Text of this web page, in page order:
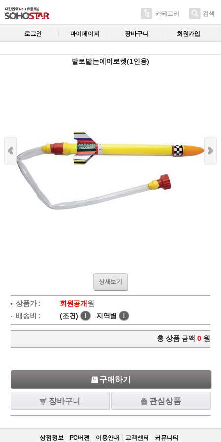
카테고리 검색
로그인 마이페이지 장바구니 회원가입
발로밟는에어로켓(1인용)
상세보기
상품가 : 회원공개원
배송비 :
(조건) ! 지역별 !
총 상품 금액 0 원
구매하기
장바구니 관심상품
상점정보 PC버젼 이용안내 고객센터 커뮤니티